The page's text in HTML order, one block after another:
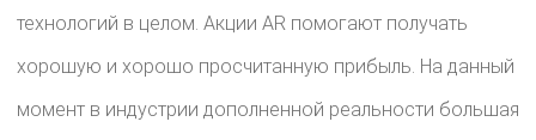
технологий в целом. Акции AR помогают получать
хорошую и хорошо просчитанную прибыль. На данный
момент в индустрии дополненной реальности большая